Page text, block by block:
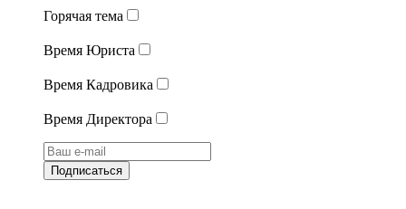
Горячая тема
Время Юриста
Время Кадровика
Время Директора
Подписаться